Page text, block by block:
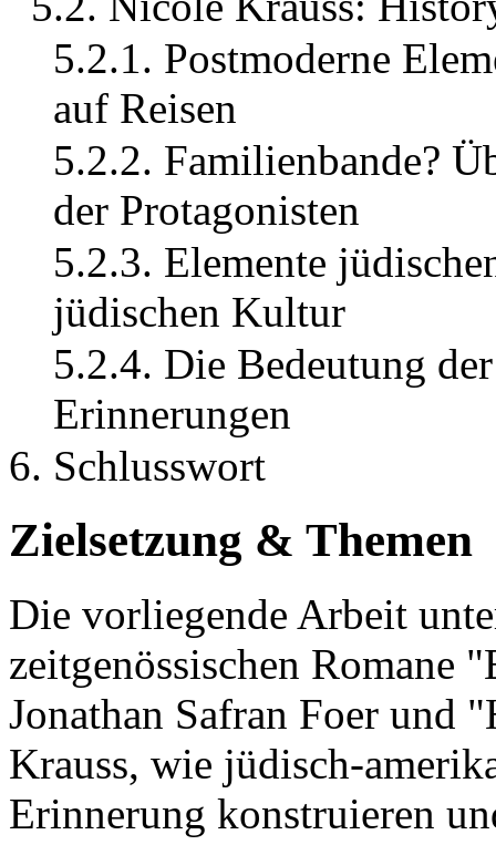
5.2.1. Postmoderne
auf Reisen
5.2.2. Familienbande?
der Protagonisten
5.2.3. Elemente
jüdischen Kultur
5.2.4. Die Bedeutung
Erinnerungen
6. Schlusswort
Zielsetzung & Themen
Die vorliegende Arbeit
zeitgenössischen
Jonathan Safran Foer
Krauss, wie jüdisch-
Erinnerung konstruieren